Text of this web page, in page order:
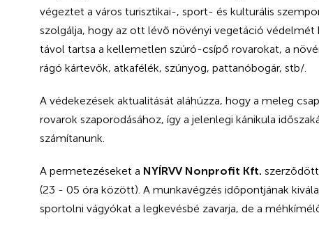
végeztet a város turisztikai-, sport- és kulturális
szolgálja, hogy az ott lévő növényi vegetáció védelmét
távol tartsa a kellemetlen szúró-csípő rovarokat, a
rágó kártevők, atkafélék, szúnyog, pattanóbogár, stb/.
A védekezések aktualitását aláhúzza, hogy a meleg
rovarok szaporodásához, így a jelenlegi kánikula
számítanunk.
A permetezéseket a NYÍRVV Nonprofit Kft.
(23 - 05 óra között). A munkavégzés időpontjának
sportolni vágyókat a legkevésbé zavarja, de a